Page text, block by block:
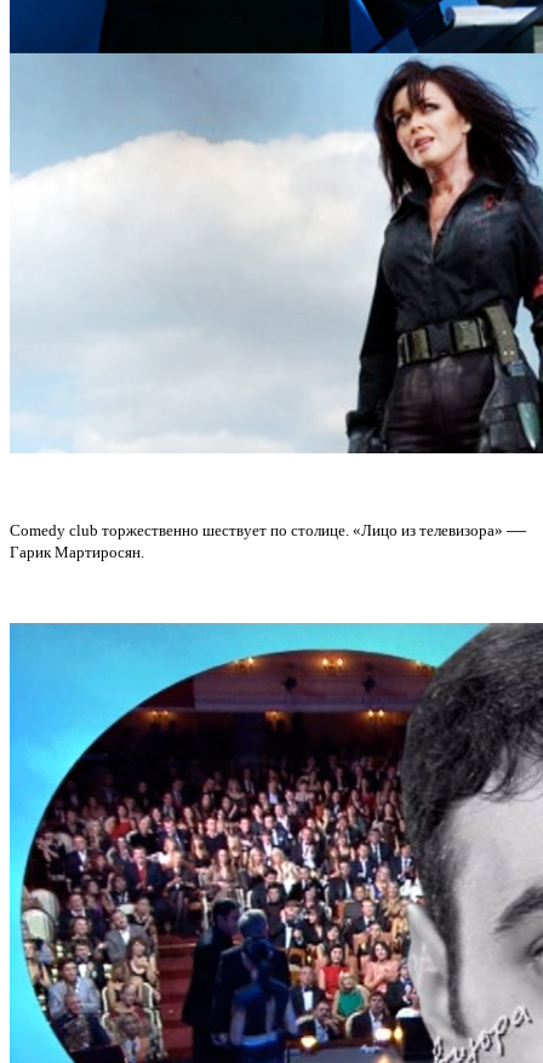
Comedy club торжественно шествует по столице. «Лицо из телевизора» —
Гарик Мартиросян.